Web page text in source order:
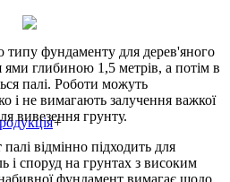
+
типу фундаменту для дерев'яного
ями глибиною 1,5 метрів, а потім в
палі. Роботи можуть
і не вимагають залучення важкої
вивезення грунту.
палі відмінно підходить для
і споруд на грунтах з високим